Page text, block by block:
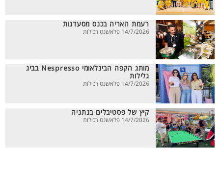
רעמת האריה בכנס מסעדנות
14/7/2026 פלאשנט רכילות
מותג הקפה הבינלאומי Nespresso בביג
גלילות
14/7/2026 פלאשנט רכילות
קיץ של פסטיבלים בנתניה
14/7/2026 פלאשנט רכילות